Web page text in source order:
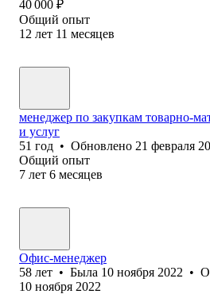
40 000 ₽
Общий опыт
12 лет 11 месяцев
менеджер по закупкам товарно-
и услуг
51 год • Обновлено 21 февраля
Общий опыт
7 лет 6 месяцев
Офис-менеджер
58 лет • Была 10 ноября 2022 •
10 ноября 2022